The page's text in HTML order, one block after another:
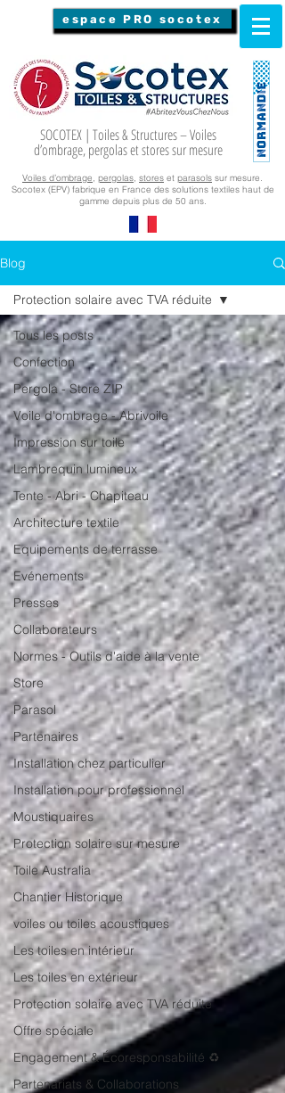
espace PRO socotex
SOCOTEX | Toiles & Structures – Voiles
d’ombrage, pergolas et stores sur mesure
Voiles d’ombrage, pergolas, stores et parasols sur mesure.
Socotex (EPV) fabrique en France des solutions textiles haut de
gamme depuis plus de 50 ans.
Blog
Tous les posts
Confection
Pergola - Store ZIP
Voile d'ombrage - Abrivoile
Impression sur toile
Lambrequin lumineux
Tente - Abri - Chapiteau
Architecture textile
Equipements de terrasse
Evénements
Presses
Collaborateurs
Normes - Outils d'aide à la vente
Store
Parasol
Partenaires
Installation chez particulier
Installation pour professionnel
Moustiquaires
Protection solaire sur mesure
Toile Australia
Chantier Historique
voiles ou toiles acoustiques
Les toiles en intérieur
Les toiles en extérieur
Protection solaire avec TVA réduite
Offre spéciale
Engagement & Écoresponsabilité ♻️
Partenariats & Collaborations
Protection solaire avec TVA réduite